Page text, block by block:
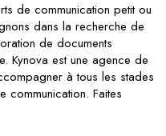
de communication petit ou
dans la recherche de
de documents
Kynova est une agence de
à tous les stades
Faites